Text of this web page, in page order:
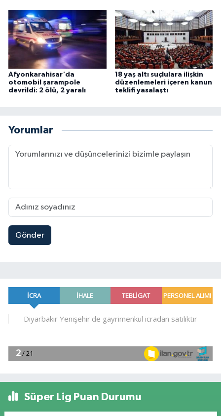
Afyonkarahisar'da
otomobil şarampole
devrildi: 2 ölü, 2 yaralı
18 yaş altı suçlulara ilişkin
düzenlemeleri içeren kanun
teklifi yasalaştı
Yorumlar
Gönder
Süper Lig Puan Durumu